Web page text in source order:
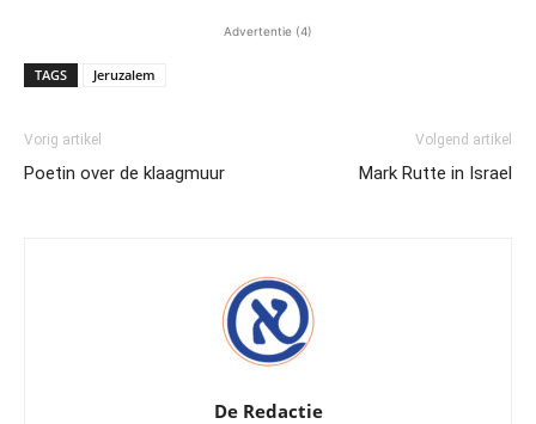
Advertentie (4)
TAGS Jeruzalem
Vorig artikel
Poetin over de klaagmuur
Volgend artikel
Mark Rutte in Israel
De Redactie